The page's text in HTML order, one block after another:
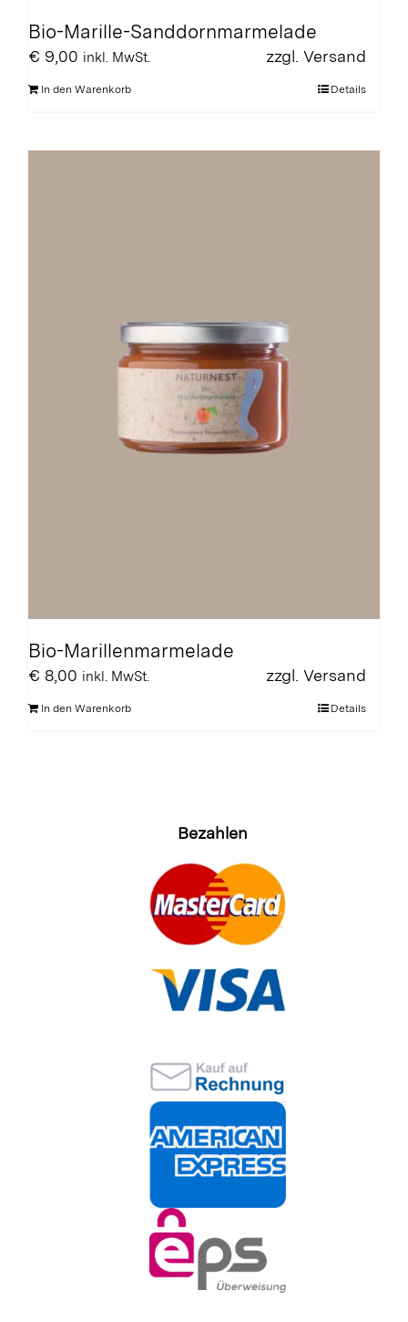
Bio-Marille-Sanddornmarmelade
€ 9,00 inkl. MwSt. zzgl. Versand
In den Warenkorb Details
Bio-Marillenmarmelade
€ 8,00 inkl. MwSt. zzgl. Versand
In den Warenkorb Details
Bezahlen